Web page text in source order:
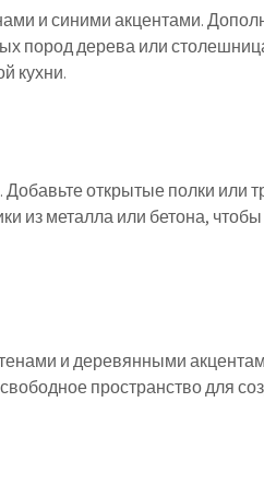
и синими акцентами.
пород дерева или
кухни.
открытые полки или
из металла или бетона, чтобы
и деревянными
пространство для